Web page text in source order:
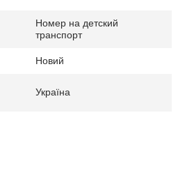
Номер на детский
транспорт
Новий
Україна